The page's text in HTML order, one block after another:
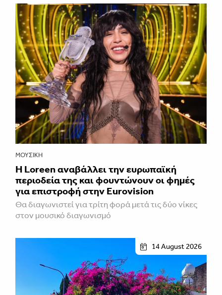
ΜΟΥΣΙΚΉ
Η Loreen αναβάλλει την ευρωπαϊκή
περιοδεία της και φουντώνουν οι φημές
για επιστροφή στην Eurovision
Θα διαγωνιστεί για τρίτη φορά μετά τις δύο νίκες
στον μουσικό διαγωνισμό
14 August 2026